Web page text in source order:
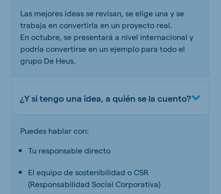
Las mejores ideas se revisan, se elige una y se
trabaja en convertirla en un proyecto real.
En octubre, se presentará a nivel internacional y
podría convertirse en un ejemplo para todo el
grupo De Heus.
¿Y si tengo una idea, a quién se la cuento?
Puedes hablar con:
Tu responsable directo
El equipo de sostenibilidad o CSR
(Responsabilidad Social Corporativa)